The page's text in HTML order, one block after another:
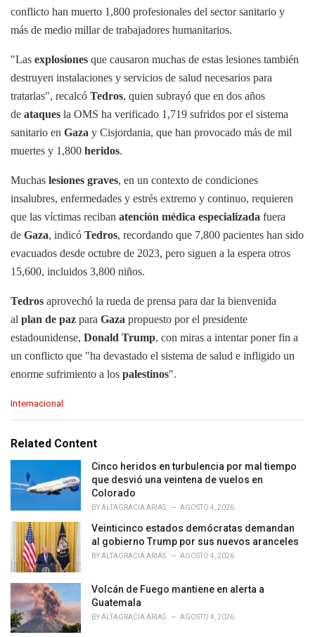
conflicto han muerto 1,800 profesionales del sector sanitario y
más de medio millar de trabajadores humanitarios.
"Las explosiones que causaron muchas de estas lesiones también
destruyen instalaciones y servicios de salud necesarios para
tratarlas", recalcó Tedros, quien subrayó que en dos años
de ataques la OMS ha verificado 1,719 sufridos por el sistema
sanitario en Gaza y Cisjordania, que han provocado más de mil
muertes y 1,800 heridos.
Muchas lesiones graves, en un contexto de condiciones
insalubres, enfermedades y estrés extremo y continuo, requieren
que las víctimas reciban atención médica especializada fuera
de Gaza, indicó Tedros, recordando que 7,800 pacientes han sido
evacuados desde octubre de 2023, pero siguen a la espera otros
15,600, incluidos 3,800 niños.
Tedros aprovechó la rueda de prensa para dar la bienvenida
al plan de paz para Gaza propuesto por el presidente
estadounidense, Donald Trump, con miras a intentar poner fin a
un conflicto que "ha devastado el sistema de salud e infligido un
enorme sufrimiento a los palestinos".
C
e
i
Internacional
Related Content
Cinco heridos en turbulencia por mal tiempo
que desvió una veintena de vuelos en
Colorado
BYALTAGRACIA ARIAS AGOSTO 4, 2026
Veinticinco estados demócratas demandan
al gobierno Trump por sus nuevos aranceles
BYALTAGRACIA ARIAS AGOSTO 4, 2026
Volcán de Fuego mantiene en alerta a
Guatemala
BYALTAGRACIA ARIAS AGOSTO 4, 2026